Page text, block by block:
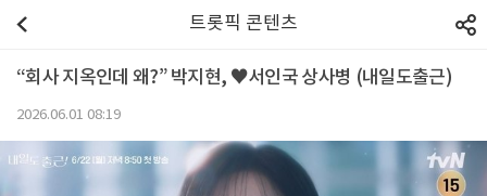
트롯픽 콘텐츠
“회사 지옥인데 왜?” 박지현, ♥서인국 상사병 (내일도출근)
2026.06.01 08:19